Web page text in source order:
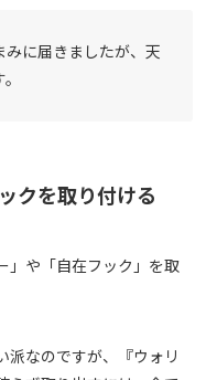
に届きましたが、天
クを取り付ける
」や「自在フック」を取
派なのですが、『ウォリ